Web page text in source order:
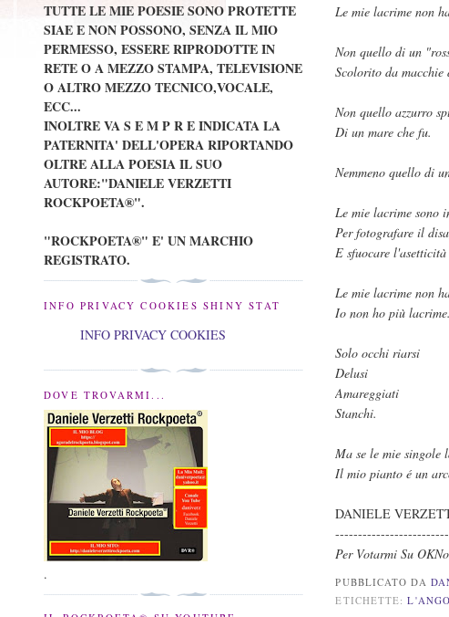
Le mie lacrime non
Non quello di un
Scolorito da macchie
Non quello azzurro
Di un mare che fu.
Nemmeno quello di
Le mie lacrime sono
Per fotografare il
E sfuocare
Le mie lacrime non
Io non ho più lacrime.
Solo occhi riarsi
Delusi
Amareggiati
Stanchi.
Ma se le mie singole
Il mio pianto é un
DANIELE
Per Votarmi Su
PUBBLICATO DA
ETICHETTE:
TUTTE LE MIE POESIE SONO PROTETTE
SIAE E NON POSSONO, SENZA IL MIO
PERMESSO, ESSERE RIPRODOTTE IN
RETE O A MEZZO STAMPA, TELEVISIONE
O ALTRO MEZZO TECNICO,VOCALE,
ECC...
INOLTRE VA S E M P R E INDICATA LA
PATERNITA' DELL'OPERA RIPORTANDO
OLTRE ALLA POESIA IL SUO
AUTORE:"DANIELE VERZETTI
ROCKPOETA®".
"ROCKPOETA®" E' UN MARCHIO
REGISTRATO.
INFO PRIVACY COOKIES SHINY STAT
INFO PRIVACY COOKIES
DOVE TROVARMI...
.